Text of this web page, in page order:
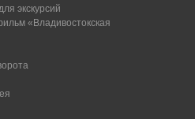
экскурсий
«Владивостокская